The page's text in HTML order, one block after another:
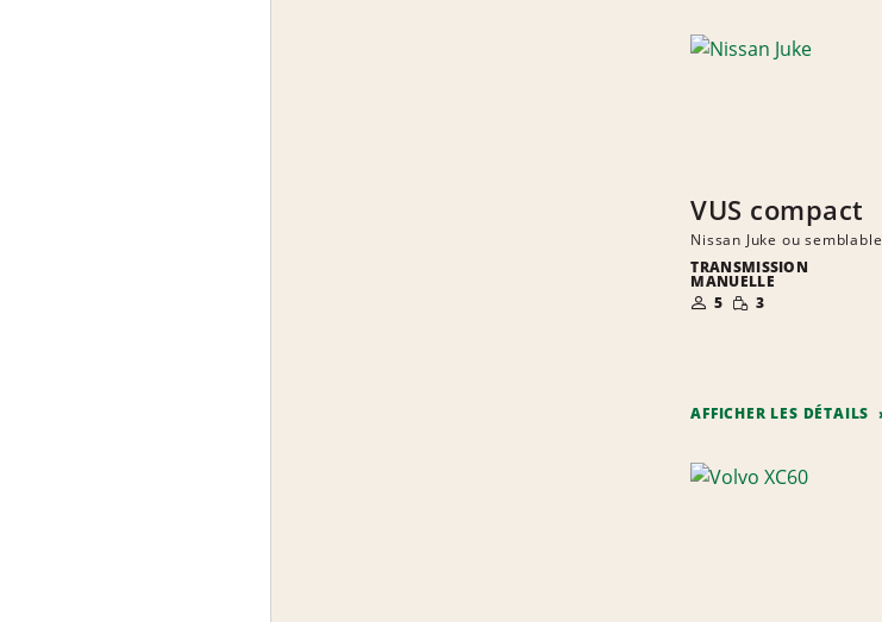
VUS compact
Nissan Juke ou semblable
TRANSMISSION
MANUELLE
NOMBRE DE
PERSONNES
5 QUANTITÉ
RÉDUITE
3
AFFICHER LES DÉTAILS